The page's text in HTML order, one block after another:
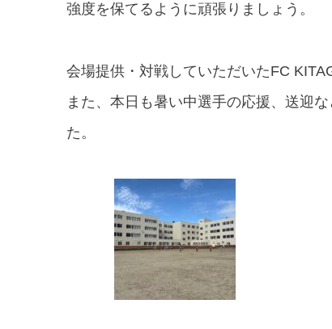
強度を保てるように頑張りましょう。
会場提供・対戦していただいたFC
また、本日も暑い中選手の応援、送迎
た。